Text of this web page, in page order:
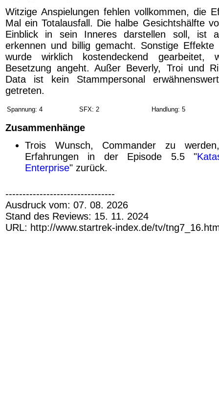
Witzige Anspielungen fehlen vollkommen, die
Mal ein Totalausfall. Die halbe Gesichtshälfte
Einblick in sein Inneres darstellen soll, ist
erkennen und billig gemacht. Sonstige
wurde wirklich kostendeckend gearbeitet,
Besetzung angeht. Außer Beverly, Troi und
Data ist kein Stammpersonal
getreten.
Spannung: 4 SFX: 2 Handlung: 5
Zusammenhänge
Trois Wunsch, Commander zu
Erfahrungen in der Episode 5.5 "
Enterprise" zurück.
--------------------------------
Ausdruck vom: 07. 08. 2026
Stand des Reviews: 15. 11. 2024
URL: http://www.startrek-index.de/tv/